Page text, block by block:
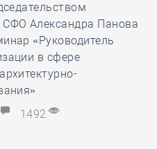
Александра Панова
«Руководитель
в сфере
1492